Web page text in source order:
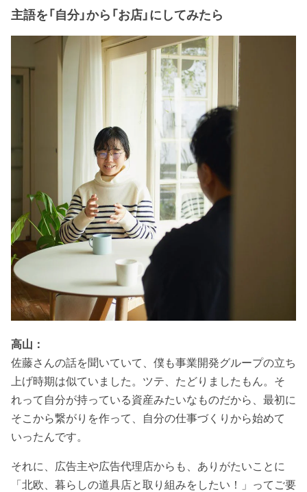
主語を「自分」から「お店」にしてみたら
高山：
佐藤さんの話を聞いていて、僕も事業開発グループの立ち
上げ時期は似ていました。ツテ、たどりましたもん。そ
れって自分が持っている資産みたいなものだから、最初に
そこから繋がりを作って、自分の仕事づくりから始めて
いったんです。
それに、広告主や広告代理店からも、ありがたいことに
「北欧、暮らしの道具店と取り組みをしたい！」ってご要